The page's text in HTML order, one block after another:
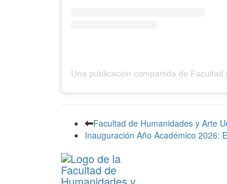
Facultad de Humanidades y Arte
Inauguración Año Académico 2026: